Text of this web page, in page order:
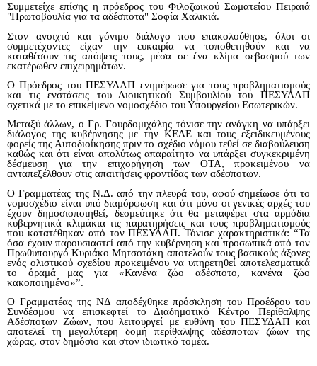
Συμμετείχε επίσης η πρόεδρος του Φιλοζωικού Σωματείου Πειραιά
"Πρωτοβουλία για τα αδέσποτα" Σοφία Χαλικιά.
Στον ανοιχτό και γόνιμο διάλογο που επακολούθησε, όλοι οι
συμμετέχοντες είχαν την ευκαιρία να τοποθετηθούν και να
καταθέσουν τις απόψεις τους, μέσα σε ένα κλίμα σεβασμού των
εκατέρωθεν επιχειρημάτων.
Ο Πρόεδρος του ΠΕΣΥΔΑΠ ενημέρωσε για τους προβληματισμούς
και τις ενστάσεις του Διοικητικού Συμβουλίου του ΠΕΣΥΔΑΠ
σχετικά με το επικείμενο νομοσχέδιο του Υπουργείου Εσωτερικών.
Μεταξύ άλλων, ο Γρ. Γουρδομιχάλης τόνισε την ανάγκη να υπάρξει
διάλογος της κυβέρνησης με την ΚΕΔΕ και τους εξειδικευμένους
φορείς της Αυτοδιοίκησης πριν το σχέδιο νόμου τεθεί σε διαβούλευση
καθώς και ότι είναι απολύτως απαραίτητο να υπάρξει συγκεκριμένη
δέσμευση για την επιχορήγηση των ΟΤΑ, προκειμένου να
ανταπεξέλθουν στις απαιτήσεις φροντίδας των αδέσποτων.
Ο Γραμματέας της Ν.Δ. από την πλευρά του, αφού σημείωσε ότι το
νομοσχέδιο είναι υπό διαμόρφωση και ότι μόνο οι γενικές αρχές του
έχουν δημοσιοποιηθεί, δεσμεύτηκε ότι θα μεταφέρει στα αρμόδια
κυβερνητικά κλιμάκια τις παρατηρήσεις και τους προβληματισμούς
που κατατέθηκαν από τον ΠΕΣΥΔΑΠ. Τόνισε χαρακτηριστικά: “Τα
όσα έχουν παρουσιαστεί από την κυβέρνηση και προσωπικά από τον
Πρωθυπουργό Κυριάκο Μητσοτάκη αποτελούν τους βασικούς άξονες
ενός ολιστικού σχεδίου προκειμένου να υπηρετηθεί αποτελεσματικά
το όραμά μας για «Κανένα ζώο αδέσποτο, κανένα ζώο
κακοποιημένο»”.
Ο Γραμματέας της ΝΔ αποδέχθηκε πρόσκληση του Προέδρου του
Συνδέσμου να επισκεφτεί το Διαδημοτικό Κέντρο Περίθαλψης
Αδέσποτων Ζώων, που λειτουργεί με ευθύνη του ΠΕΣΥΔΑΠ και
αποτελεί τη μεγαλύτερη δομή περίθαλψης αδέσποτων ζώων της
χώρας, στον δημόσιο και στον ιδιωτικό τομέα.